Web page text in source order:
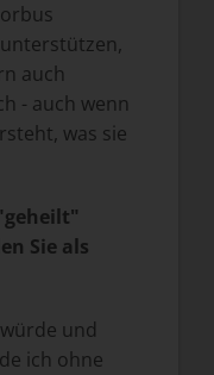
auch
- auch wenn
was sie
Sie als
und
ich ohne